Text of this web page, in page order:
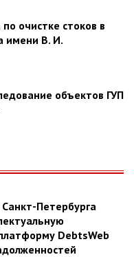
очистке стоков в
имени В. И.
объектов ГУП
Петербурга
DebtsWeb